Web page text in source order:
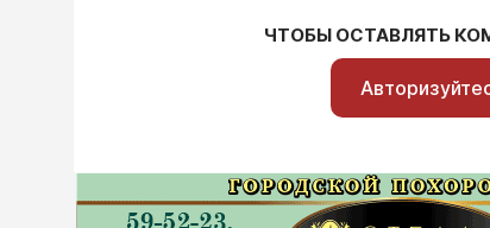
ЧТОБЫ ОСТАВЛЯТЬ